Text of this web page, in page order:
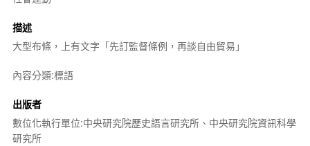
描述
大型布條，上有文字「先訂監督條例，再談自由貿易」
內容分類:標語
出版者
數位化執行單位:中央研究院歷史語言研究所、中央研究院資訊科學
研究所